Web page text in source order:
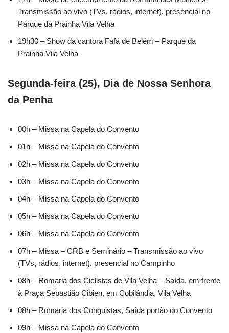
Transmissão ao vivo (TVs, rádios, internet), presencial no
Parque da Prainha Vila Velha
19h30 – Show da cantora Fafá de Belém – Parque da
Prainha Vila Velha
Segunda-feira (25), Dia de Nossa Senhora
da Penha
00h – Missa na Capela do Convento
01h – Missa na Capela do Convento
02h – Missa na Capela do Convento
03h – Missa na Capela do Convento
04h – Missa na Capela do Convento
05h – Missa na Capela do Convento
06h – Missa na Capela do Convento
07h – Missa – CRB e Seminário – Transmissão ao vivo
(TVs, rádios, internet), presencial no Campinho
08h – Romaria dos Ciclistas de Vila Velha – Saída, em frente
à Praça Sebastião Cibien, em Cobilândia, Vila Velha
08h – Romaria dos Conguistas, Saída portão do Convento
09h – Missa na Capela do Convento